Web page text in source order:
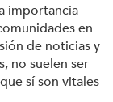
importancia
en
de noticias y
no suelen ser
sí son vitales